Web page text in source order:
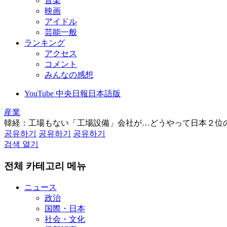
映画
アイドル
芸能一般
ランキング
アクセス
コメント
みんなの感想
YouTube 中央日報日本語版
産業
韓経：工場もない「工場設備」会社が…どうやって日本２位
공유하기
공유하기
공유하기
검색 열기
전체 카테고리 메뉴
ニュース
政治
国際・日本
社会・文化